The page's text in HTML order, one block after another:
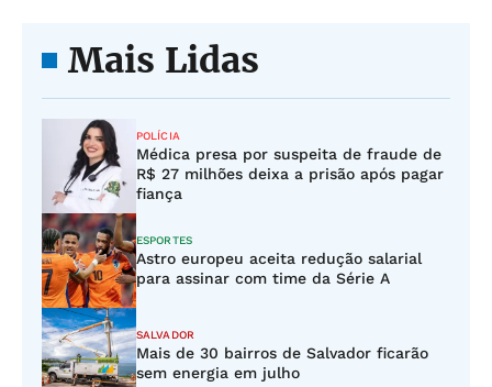
Mais Lidas
POLÍCIA
Médica presa por suspeita de fraude de
R$ 27 milhões deixa a prisão após pagar
fiança
ESPORTES
Astro europeu aceita redução salarial
para assinar com time da Série A
SALVADOR
Mais de 30 bairros de Salvador ficarão
sem energia em julho